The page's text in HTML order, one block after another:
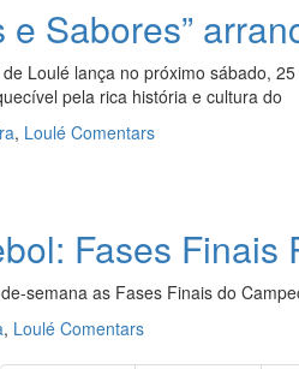
e Sabores”
Loulé lança no próximo sábado,
pela rica história e cultura do
, Loulé Comentars
Fases
semana as Fases Finais do
, Loulé Comentars